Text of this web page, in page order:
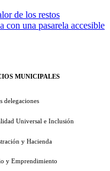
de los restos
con una pasarela accesible
MUNICIPALES
delegaciones
Universal e Inclusión
y Hacienda
y Emprendimiento